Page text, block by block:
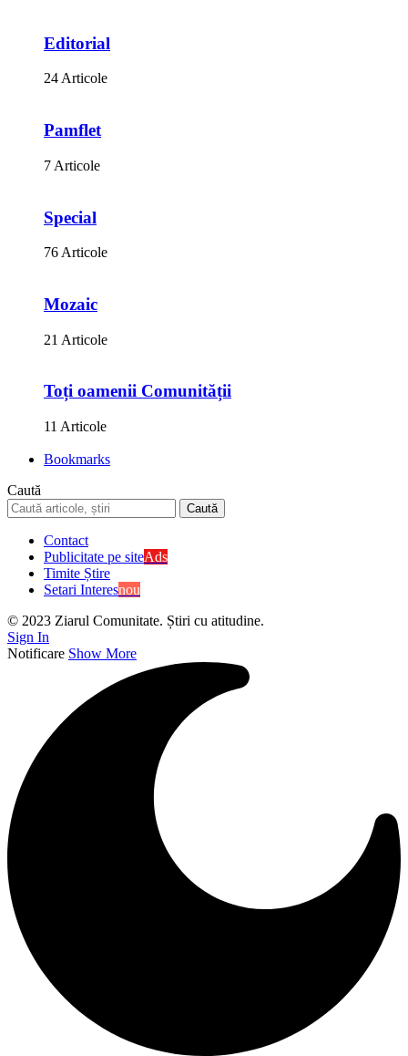
Editorial
24 Articole
Pamflet
7 Articole
Special
76 Articole
Mozaic
21 Articole
Toți oamenii Comunității
11 Articole
Bookmarks
Caută
Contact
Publicitate pe siteAds
Timite Știre
Setari Interesnou
© 2023 Ziarul Comunitate. Știri cu atitudine.
Sign In
Notificare Show More